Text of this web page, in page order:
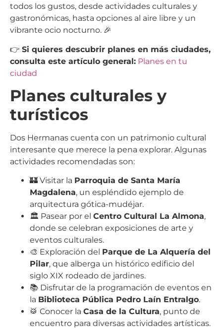
todos los gustos, desde actividades culturales y
gastronómicas, hasta opciones al aire libre y un
vibrante ocio nocturno. 🎉
👉 Si quieres descubrir planes en más ciudades,
consulta este artículo general: Planes en tu
ciudad
Planes culturales y
turísticos
Dos Hermanas cuenta con un patrimonio cultural
interesante que merece la pena explorar. Algunas
actividades recomendadas son:
🏰 Visitar la Parroquia de Santa María
Magdalena, un espléndido ejemplo de
arquitectura gótica-mudéjar.
🏛️ Pasear por el Centro Cultural La Almona,
donde se celebran exposiciones de arte y
eventos culturales.
🎨 Exploración del Parque de La Alquería del
Pilar, que alberga un histórico edificio del
siglo XIX rodeado de jardines.
📚 Disfrutar de la programación de eventos en
la Biblioteca Pública Pedro Laín Entralgo.
🥁 Conocer la Casa de la Cultura, punto de
encuentro para diversas actividades artísticas.